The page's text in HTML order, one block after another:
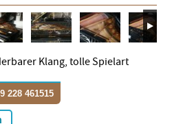
Klang, tolle Spielart
228 461515